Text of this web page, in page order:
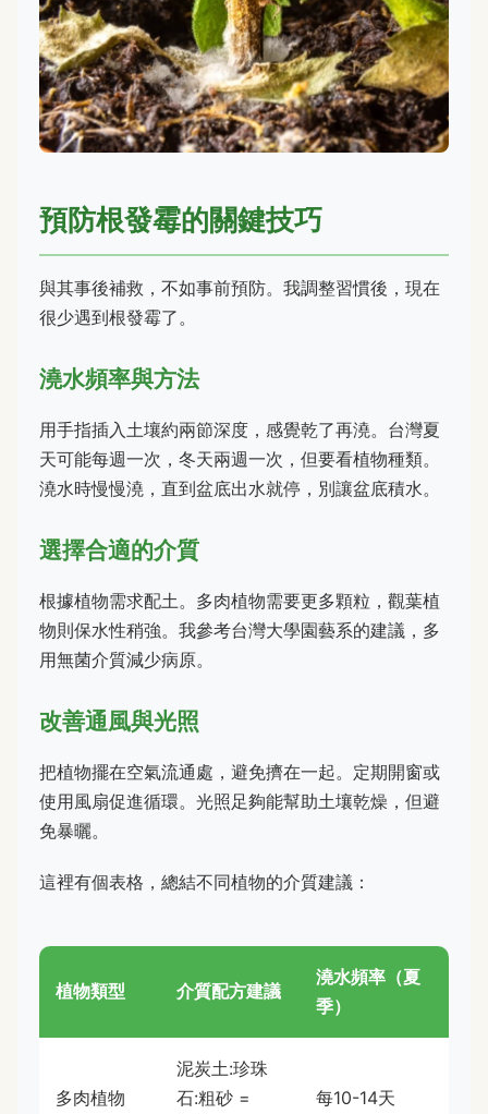
預防根發霉的關鍵技巧
與其事後補救，不如事前預防。我調整習慣後，現在
很少遇到根發霉了。
澆水頻率與方法
用手指插入土壤約兩節深度，感覺乾了再澆。台灣夏
天可能每週一次，冬天兩週一次，但要看植物種類。
澆水時慢慢澆，直到盆底出水就停，別讓盆底積水。
選擇合適的介質
根據植物需求配土。多肉植物需要更多顆粒，觀葉植
物則保水性稍強。我參考台灣大學園藝系的建議，多
用無菌介質減少病原。
改善通風與光照
把植物擺在空氣流通處，避免擠在一起。定期開窗或
使用風扇促進循環。光照足夠能幫助土壤乾燥，但避
免暴曬。
這裡有個表格，總結不同植物的介質建議：
植物類型 介質配方建議
澆水頻率（夏
季）
多肉植物
泥炭土:珍珠
石:粗砂 =
每10-14天